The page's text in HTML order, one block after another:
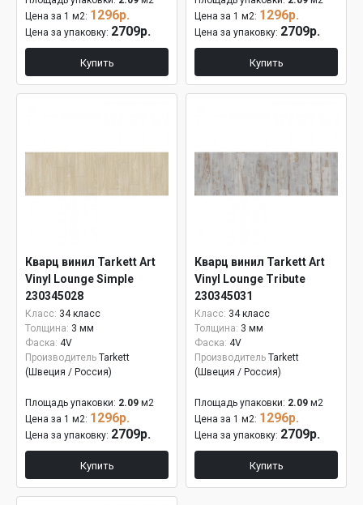
Цена за 1 м2: 1296р.
Цена за упаковку: 2709р.
Купить
Цена за 1 м2: 1296р.
Цена за упаковку: 2709р.
Купить
Кварц винил Tarkett Art
Vinyl Lounge Simple
230345028
Класс: 34 класс
Толщина: 3 мм
Фаска: 4V
Производитель Tarkett
(Швеция / Россия)
Площадь упаковки: 2.09 м2
Цена за 1 м2: 1296р.
Цена за упаковку: 2709р.
Купить
Кварц винил Tarkett Art
Vinyl Lounge Tribute
230345031
Класс: 34 класс
Толщина: 3 мм
Фаска: 4V
Производитель Tarkett
(Швеция / Россия)
Площадь упаковки: 2.09 м2
Цена за 1 м2: 1296р.
Цена за упаковку: 2709р.
Купить